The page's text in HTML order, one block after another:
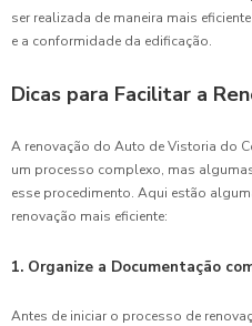
ser realizada de maneira mais
e a conformidade da edificação.
Dicas para Facilitar a
A renovação do Auto de Vistoria do
um processo complexo, mas
esse procedimento. Aqui estão
renovação mais eficiente:
1. Organize a Documentação
Antes de iniciar o processo de